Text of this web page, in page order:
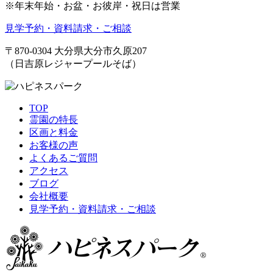
※年末年始・お盆・お彼岸・祝日は営業
見学予約・資料請求・ご相談
〒870-0304 大分県大分市久原207
（日吉原レジャープールそば）
TOP
霊園の特長
区画と料金
お客様の声
よくあるご質問
アクセス
ブログ
会社概要
見学予約・資料請求・ご相談